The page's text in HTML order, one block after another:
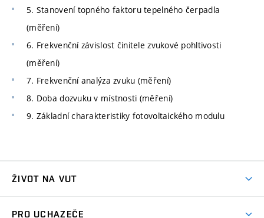
5. Stanovení topného faktoru tepelného čerpadla
(měření)
6. Frekvenční závislost činitele zvukové pohltivosti
(měření)
7. Frekvenční analýza zvuku (měření)
8. Doba dozvuku v místnosti (měření)
9. Základní charakteristiky fotovoltaického modulu
ŽIVOT NA VUT
PRO UCHAZEČE